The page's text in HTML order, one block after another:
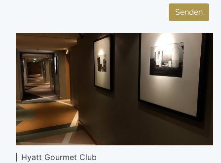
Senden
Hyatt Gourmet Club